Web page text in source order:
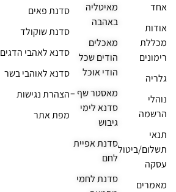
אחד
אודות
מכללת
רימונים
גלריה
נוהלי
הרשמה
תנאי
תשלום/ביטול
עסקה
מאמרים
מאיטליה
באהבה
מאכלים
הודים שכל
הודי אוכל
מאסטר שף –
סדנא לימי
גיבוש
סדנת אפיית
לחם
סדנת לחמי
סדנת פאים
סדנת שוקולד
סדנא לאהבי הדגים
סדנא לאוהבי בשר
הצהרת נגישות
מפת אתר